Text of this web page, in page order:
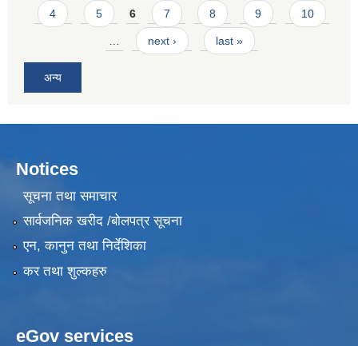
4 5 6 7 8 9 10
next › last »
अन्य
Notices
सूचना तथा समाचार
सार्वजनिक खरीद /बोलपत्र सूचना
एन, कानुन तथा निर्देशिका
कर तथा शुल्कहरु
eGov services